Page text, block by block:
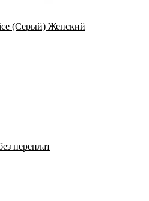
(Серый) Женский
переплат